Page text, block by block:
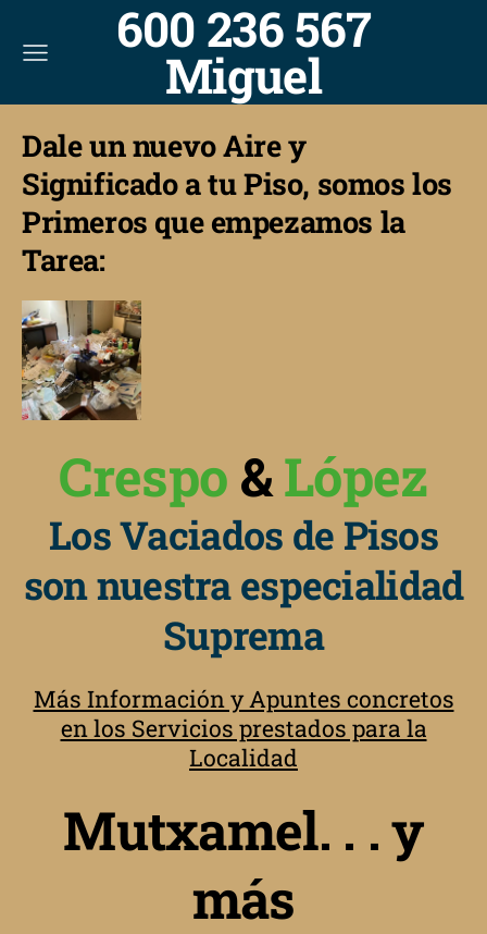
600 236 567
Miguel
Dale un nuevo Aire y
Significado a tu Piso, somos los
Primeros que empezamos la
Tarea:
Crespo &López
Los Vaciados de Pisos
son nuestra especialidad
Suprema
Más Información y Apuntes concretos
en los Servicios prestados para la
Localidad
Mutxamel. . . y
más